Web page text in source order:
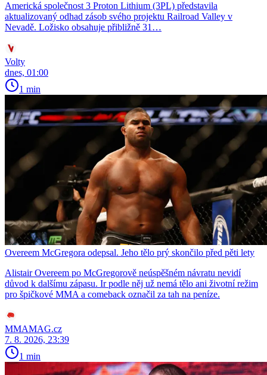
Americká společnost 3 Proton Lithium (3PL) představila
aktualizovaný odhad zásob svého projektu Railroad Valley v
Nevadě. Ložisko obsahuje přibližně 31…
Volty
dnes, 01:00
1 min
Overeem McGregora odepsal. Jeho tělo prý skončilo před pěti lety
Alistair Overeem po McGregorově neúspěšném návratu nevidí
důvod k dalšímu zápasu. Ir podle něj už nemá tělo ani životní režim
pro špičkové MMA a comeback označil za tah na peníze.
MMAMAG.cz
7. 8. 2026, 23:39
1 min